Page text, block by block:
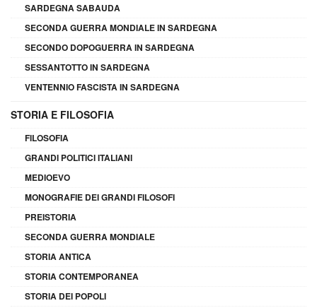
SARDEGNA SABAUDA
SECONDA GUERRA MONDIALE IN SARDEGNA
SECONDO DOPOGUERRA IN SARDEGNA
SESSANTOTTO IN SARDEGNA
VENTENNIO FASCISTA IN SARDEGNA
STORIA E FILOSOFIA
FILOSOFIA
GRANDI POLITICI ITALIANI
MEDIOEVO
MONOGRAFIE DEI GRANDI FILOSOFI
PREISTORIA
SECONDA GUERRA MONDIALE
STORIA ANTICA
STORIA CONTEMPORANEA
STORIA DEI POPOLI